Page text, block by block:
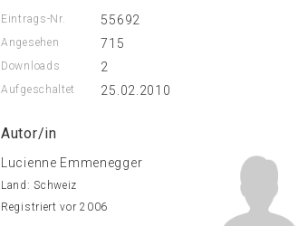
Eintrags-Nr. 55692
Angesehen 715
Downloads 2
Aufgeschaltet 25.02.2010
Autor/in
Lucienne Emmenegger
Land: Schweiz
Registriert vor 2006